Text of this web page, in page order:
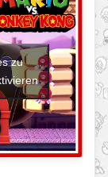
zu